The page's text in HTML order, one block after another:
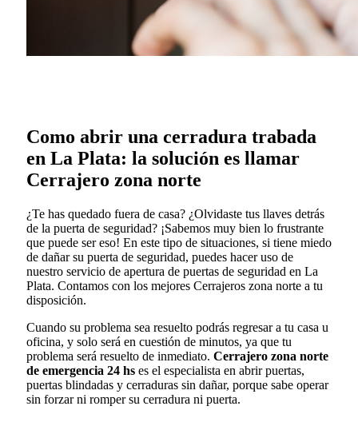
Como abrir una cerradura trabada
en La Plata: la solución es llamar
Cerrajero zona norte
¿Te has quedado fuera de casa? ¿Olvidaste tus llaves detrás
de la puerta de seguridad? ¡Sabemos muy bien lo frustrante
que puede ser eso! En este tipo de situaciones, si tiene miedo
de dañar su puerta de seguridad, puedes hacer uso de
nuestro servicio de apertura de puertas de seguridad en La
Plata. Contamos con los mejores Cerrajeros zona norte a tu
disposición.
Cuando su problema sea resuelto podrás regresar a tu casa u
oficina, y solo será en cuestión de minutos, ya que tu
problema será resuelto de inmediato. Cerrajero zona norte
de emergencia 24 hs es el especialista en abrir puertas,
puertas blindadas y cerraduras sin dañar, porque sabe operar
sin forzar ni romper su cerradura ni puerta.